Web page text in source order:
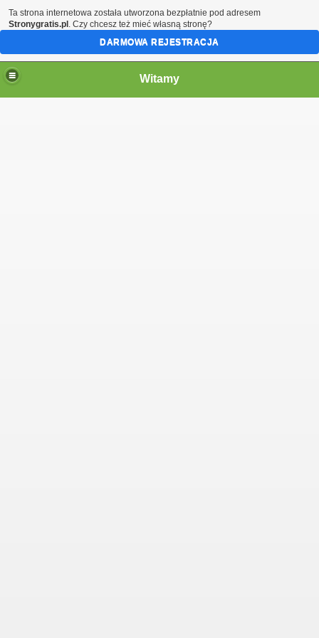
Witamy
Ta strona internetowa została utworzona bezpłatnie pod adresem
Stronygratis.pl . Czy chcesz też mieć własną stronę?
DARMOWA REJESTRACJA